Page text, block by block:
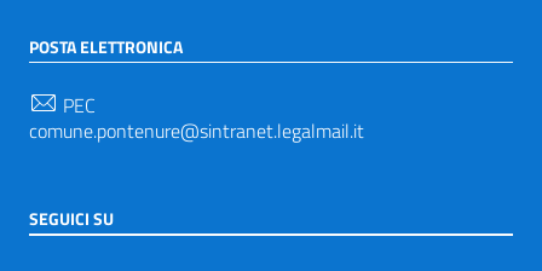
POSTA ELETTRONICA
PEC
comune.pontenure@sintranet.legalmail.it
SEGUICI SU